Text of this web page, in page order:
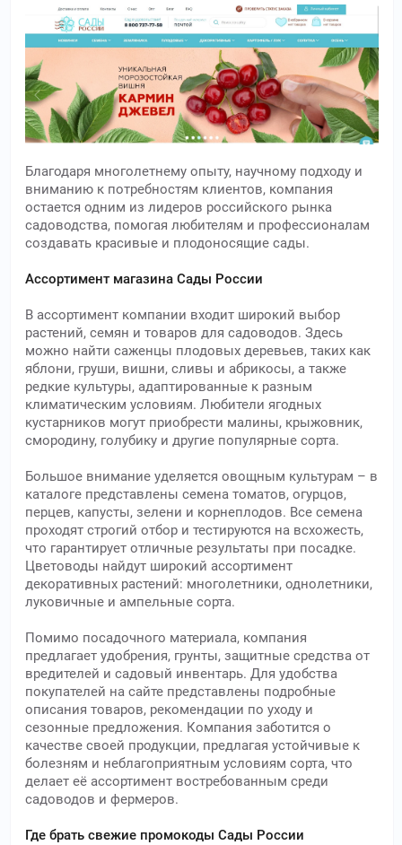
Благодаря многолетнему опыту, научному подходу и
вниманию к потребностям клиентов, компания
остается одним из лидеров российского рынка
садоводства, помогая любителям и профессионалам
создавать красивые и плодоносящие сады.
Ассортимент магазина Сады России
В ассортимент компании входит широкий выбор
растений, семян и товаров для садоводов. Здесь
можно найти саженцы плодовых деревьев, таких как
яблони, груши, вишни, сливы и абрикосы, а также
редкие культуры, адаптированные к разным
климатическим условиям. Любители ягодных
кустарников могут приобрести малины, крыжовник,
смородину, голубику и другие популярные сорта.
Большое внимание уделяется овощным культурам – в
каталоге представлены семена томатов, огурцов,
перцев, капусты, зелени и корнеплодов. Все семена
проходят строгий отбор и тестируются на всхожесть,
что гарантирует отличные результаты при посадке.
Цветоводы найдут широкий ассортимент
декоративных растений: многолетники, однолетники,
луковичные и ампельные сорта.
Помимо посадочного материала, компания
предлагает удобрения, грунты, защитные средства от
вредителей и садовый инвентарь. Для удобства
покупателей на сайте представлены подробные
описания товаров, рекомендации по уходу и
сезонные предложения. Компания заботится о
качестве своей продукции, предлагая устойчивые к
болезням и неблагоприятным условиям сорта, что
делает её ассортимент востребованным среди
садоводов и фермеров.
Где брать свежие промокоды Сады России